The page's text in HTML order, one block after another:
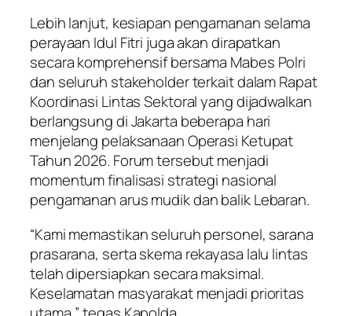
Lebih lanjut, kesiapan pengamanan selama
perayaan Idul Fitri juga akan dirapatkan
secara komprehensif bersama Mabes Polri
dan seluruh stakeholder terkait dalam Rapat
Koordinasi Lintas Sektoral yang dijadwalkan
berlangsung di Jakarta beberapa hari
menjelang pelaksanaan Operasi Ketupat
Tahun 2026. Forum tersebut menjadi
momentum finalisasi strategi nasional
pengamanan arus mudik dan balik Lebaran.
“Kami memastikan seluruh personel, sarana
prasarana, serta skema rekayasa lalu lintas
telah dipersiapkan secara maksimal.
Keselamatan masyarakat menjadi prioritas